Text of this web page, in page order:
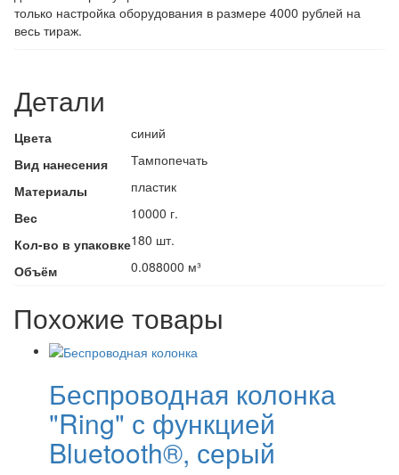
только настройка оборудования в размере 4000 рублей на
весь тираж.
Детали
Цвета
синий
Вид нанесения
Тампопечать
Материалы
пластик
Вес
10000 г.
Кол-во в упаковке180 шт.
Объём
0.088000 м³
Похожие товары
Беспроводная колонка
"Ring" с функцией
Bluetooth®, серый